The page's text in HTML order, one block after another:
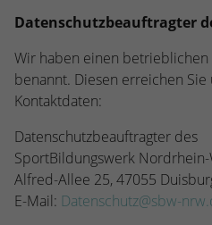
Datenschutzbeauftragter
Wir haben einen
benannt. Diesen erreichen
Kontaktdaten:
Datenschutzbeauftragter des
SportBildungswerk
Alfred-Allee 25, 47055
E-Mail: Datenschutz@sbw-
Laufzeit 1 Minute
Zweck
Dieser Cookie
nach Alter,